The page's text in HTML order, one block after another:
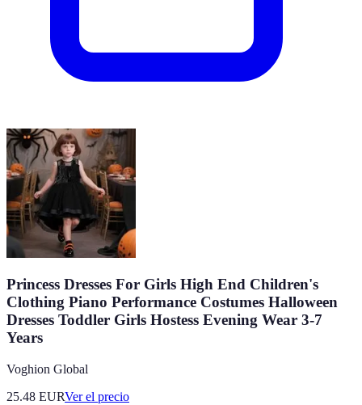
Princess Dresses For Girls High End Children's
Clothing Piano Performance Costumes Halloween
Dresses Toddler Girls Hostess Evening Wear 3-7
Years
Voghion Global
25.48 EURVer el precio